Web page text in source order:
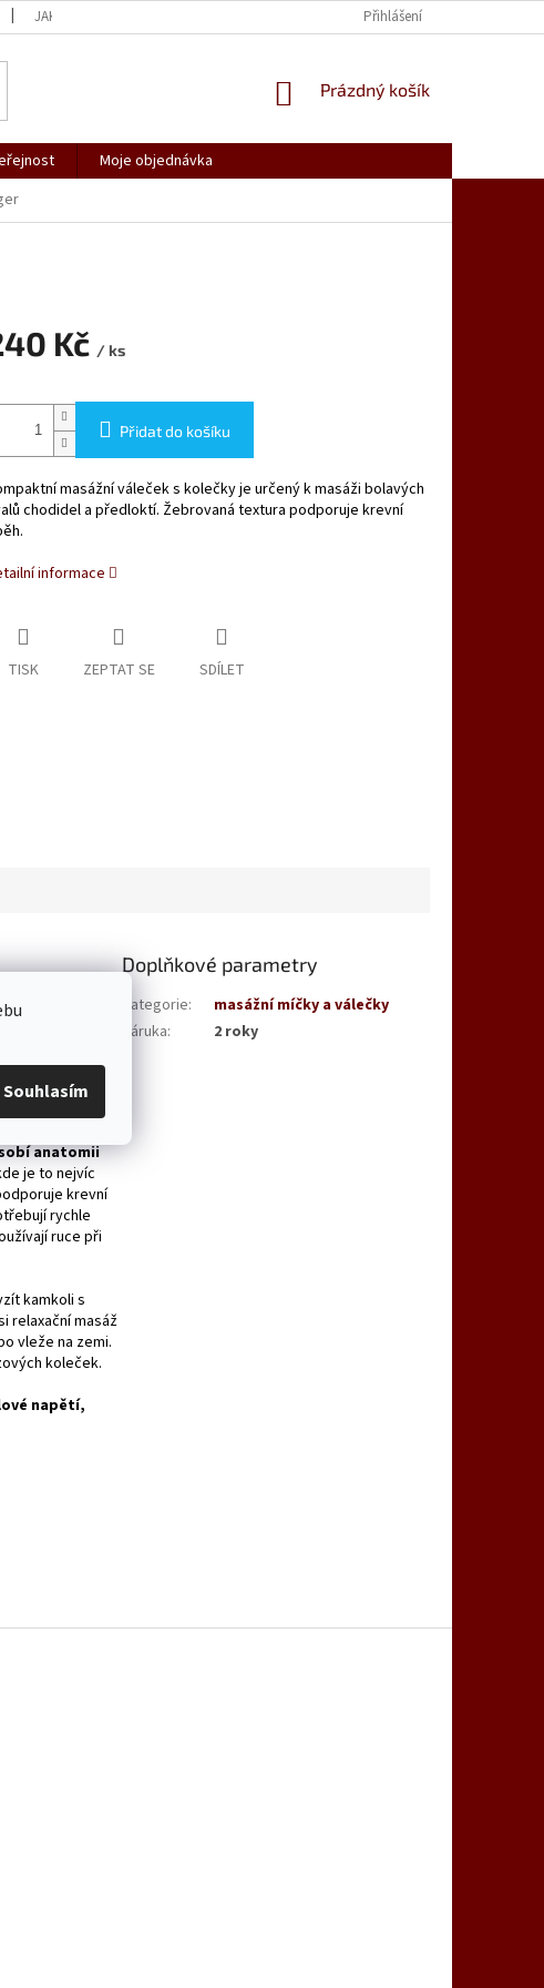
Souhlasím
JAK NAKUPOVAT REKLAMACE, VRÁCENÍ ZBOŽÍ
Přihlášení
NÁKUPNÍ
Prázdný košík
Moje objednávka
Kč / ks
Přidat do košíku
masážní váleček s kolečky je určený k masáži bolavých
chodidel a předloktí. Žebrovaná textura podporuje krevní
informace
TISK ZEPTAT SE SDÍLET
pro uvolnění
svalové uzliny,
na
fascie -
anatomii
je to nejvíc
krevní
rychle
ruce při
kamkoli s
relaxační masáž
vleže na zemi.
koleček.
napětí,
Doplňkové parametry
Kategorie:
masážní míčky a válečky
Záruka: 2 roky